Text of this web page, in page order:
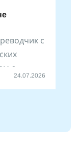
с
с
24.07.2026